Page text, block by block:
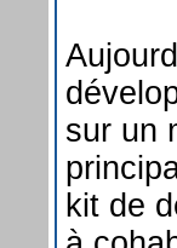
sur un
kit de